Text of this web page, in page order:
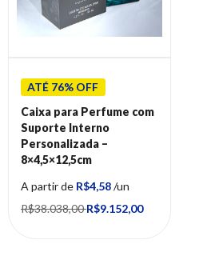
ATÉ 76% OFF
Caixa para Perfume com
Suporte Interno
Personalizada –
8×4,5×12,5cm
A partir de R$4,58/un
R$38.038,00R$9.152,00